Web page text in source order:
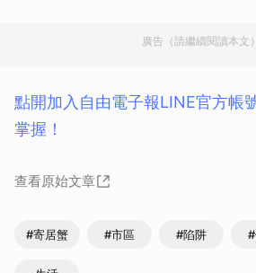
廣告（請繼續閱讀本文）
點開加入自由電子報LINE官方帳
掌握！
查看原始文章
#寄居蟹 #市區 #陷阱